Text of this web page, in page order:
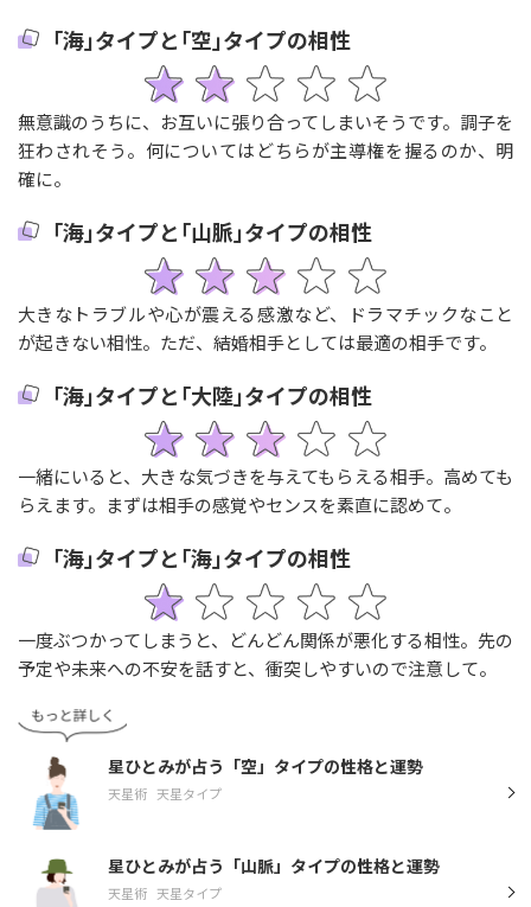
｢海｣タイプと｢空｣タイプの相性
無意識のうちに、お互いに張り合ってしまいそうです。調子を
狂わされそう。何についてはどちらが主導権を握るのか、明
確に。
｢海｣タイプと｢山脈｣タイプの相性
大きなトラブルや心が震える感激など、ドラマチックなこと
が起きない相性。ただ、結婚相手としては最適の相手です。
｢海｣タイプと｢大陸｣タイプの相性
一緒にいると、大きな気づきを与えてもらえる相手。高めても
らえます。まずは相手の感覚やセンスを素直に認めて。
｢海｣タイプと｢海｣タイプの相性
一度ぶつかってしまうと、どんどん関係が悪化する相性。先の
予定や未来への不安を話すと、衝突しやすいので注意して。
星ひとみが占う「空」タイプの性格と運勢
天星術 天星タイプ
星ひとみが占う「山脈」タイプの性格と運勢
天星術 天星タイプ